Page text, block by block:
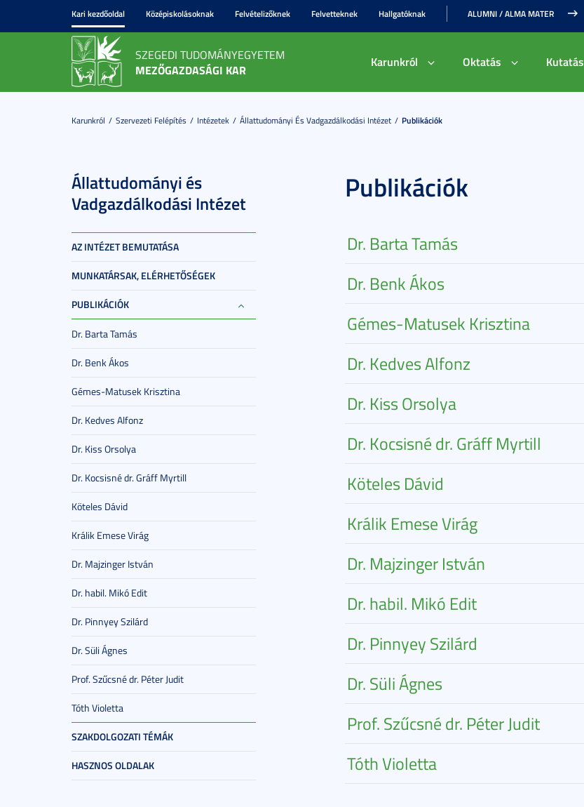
Kari kezdőoldal Középiskolásoknak Felvételizőknek Felvetteknek Hallgatóknak ALUMNI / ALMA MATER
SZEGEDI TUDOMÁNYEGYETEM
MEZŐGAZDASÁGI KAR Karunkról Oktatás Kutatás
Karunkról Szervezeti Felépítés Intézetek Állattudományi És Vadgazdálkodási Intézet Publikációk
Állattudományi és
Vadgazdálkodási Intézet
AZ INTÉZET BEMUTATÁSA
MUNKATÁRSAK, ELÉRHETŐSÉGEK
PUBLIKÁCIÓK
Dr. Barta Tamás
Dr. Benk Ákos
Gémes-Matusek Krisztina
Dr. Kedves Alfonz
Dr. Kiss Orsolya
Dr. Kocsisné dr. Gráff Myrtill
Köteles Dávid
Králik Emese Virág
Dr. Majzinger István
Dr. habil. Mikó Edit
Dr. Pinnyey Szilárd
Dr. Süli Ágnes
Prof. Szűcsné dr. Péter Judit
Tóth Violetta
SZAKDOLGOZATI TÉMÁK
HASZNOS OLDALAK
Publikációk
Dr. Barta Tamás
Dr. Benk Ákos
Gémes-Matusek Krisztina
Dr. Kedves Alfonz
Dr. Kiss Orsolya
Dr. Kocsisné dr. Gráff Myrtill
Köteles Dávid
Králik Emese Virág
Dr. Majzinger István
Dr. habil. Mikó Edit
Dr. Pinnyey Szilárd
Dr. Süli Ágnes
Prof. Szűcsné dr. Péter Judit
Tóth Violetta